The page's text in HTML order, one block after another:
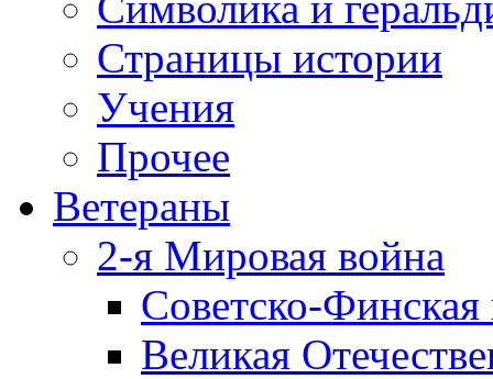
Страницы истории
Учения
Прочее
Ветераны
2-я Мировая война
Советско-
Великая